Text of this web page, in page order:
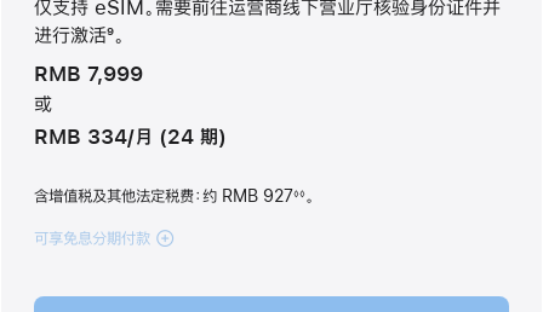
仅支持 eSIM。需要前往运营商线下营业厅核验身份证件并
进行激活
脚
9。
RMB 7,999
或
RMB 334/月 (24 期)
含增值税及其他法定税费：约 RMB 927◊◊。
可享免息分期付款 (iPhone